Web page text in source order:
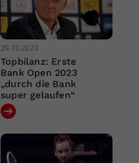
29.10.2023
Topbilanz: Erste
Bank Open 2023
„durch die Bank
super gelaufen“